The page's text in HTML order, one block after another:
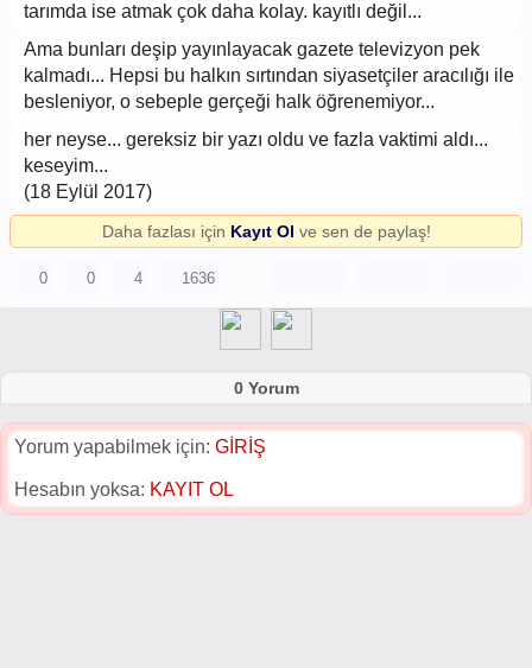
tarımda ise atmak çok daha kolay. kayıtlı değil...
Ama bunları deşip yayınlayacak gazete televizyon pek
kalmadı... Hepsi bu halkın sırtından siyasetçiler aracılığı ile
besleniyor, o sebeple gerçeği halk öğrenemiyor...
her neyse... gereksiz bir yazı oldu ve fazla vaktimi aldı...
keseyim...
(18 Eylül 2017)
Daha fazlası için Kayıt Ol ve sen de paylaş!
0 0 4 1636
0 Yorum
Yorum yapabilmek için: GİRİŞ
Hesabın yoksa: KAYIT OL